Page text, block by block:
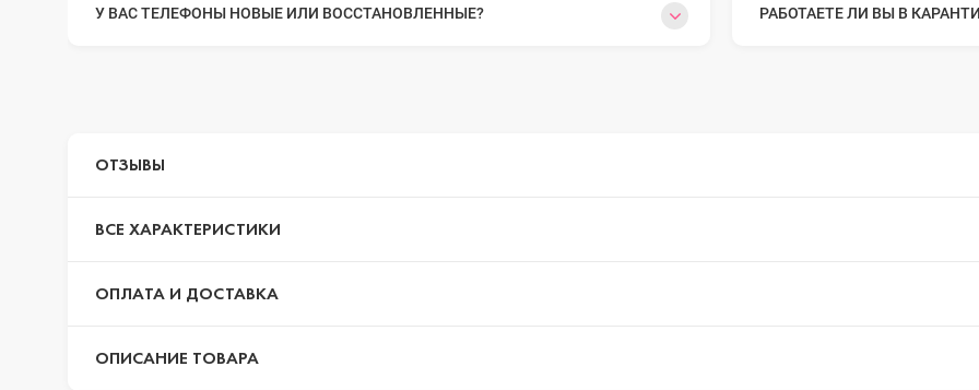
У ВАС ТЕЛЕФОНЫ НОВЫЕ ИЛИ ВОССТАНОВЛЕННЫЕ? РАБОТАЕТЕ ЛИ ВЫ В
ОТЗЫВЫ
ВСЕ ХАРАКТЕРИСТИКИ
ОПЛАТА И ДОСТАВКА
ОПИСАНИЕ ТОВАРА